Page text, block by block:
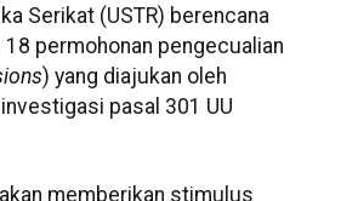
Serikat (USTR) berencana
permohonan pengecualian
) yang diajukan oleh
pasal 301 UU
memberikan stimulus